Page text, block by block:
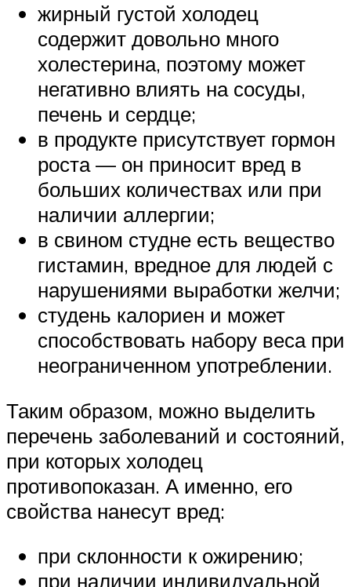
жирный густой холодец
содержит довольно много
холестерина, поэтому может
негативно влиять на сосуды,
печень и сердце;
в продукте присутствует гормон
роста — он приносит вред в
больших количествах или при
наличии аллергии;
в свином студне есть вещество
гистамин, вредное для людей с
нарушениями выработки желчи;
студень калориен и может
способствовать набору веса при
неограниченном употреблении.
Таким образом, можно выделить
перечень заболеваний и состояний,
при которых холодец
противопоказан. А именно, его
свойства нанесут вред:
при склонности к ожирению;
при наличии индивидуальной